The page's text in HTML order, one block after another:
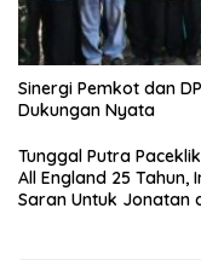
Sinergi Pemkot dan
Dukungan Nyata
Tunggal Putra
All England 25 Tahun,
Saran Untuk Jonatan